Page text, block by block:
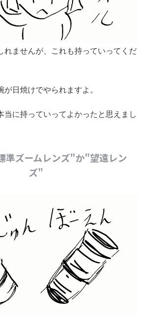
れませんが、これも持っていってくだ
日焼けでやられますよ。
当に持っていってよかったと思えまし
ズームレンズ"か"望遠レン
ズ"